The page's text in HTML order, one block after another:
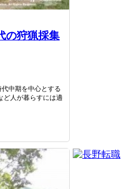
の狩猟採集
中期を中心とする
ど人が暮らすには適